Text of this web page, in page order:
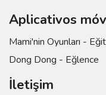
Aplicativos
Mami'nin Oyunları -
Dong Dong - Eğlence
İletişim